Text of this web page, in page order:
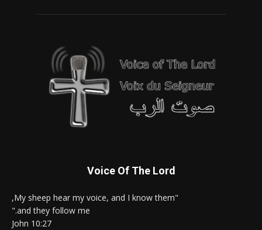
Voice Of The Lord
"My sheep hear my voice, and I know them,
and they follow me."
John 10:27